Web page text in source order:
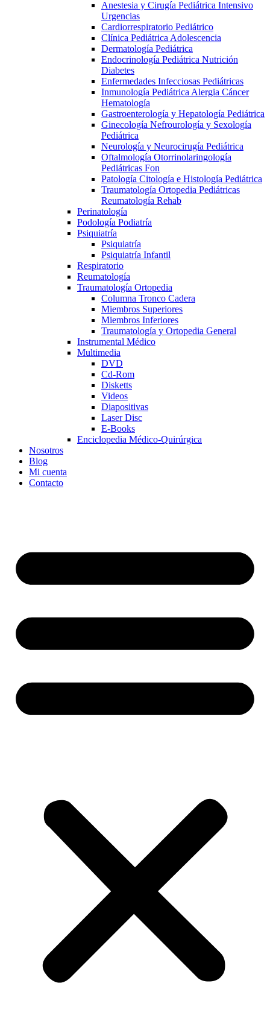
Anestesia y Cirugía Pediátrica Intensivo
Urgencias
Cardiorrespiratorio Pediátrico
Clínica Pediátrica Adolescencia
Dermatología Pediátrica
Endocrinología Pediátrica Nutrición
Diabetes
Enfermedades Infecciosas Pediátricas
Inmunología Pediátrica Alergia Cáncer
Hematología
Gastroenterología y Hepatología Pediátrica
Ginecología Nefrourología y Sexología
Pediátrica
Neurología y Neurocirugía Pediátrica
Oftalmología Otorrinolaringología
Pediátricas Fon
Patología Citología e Histología Pediátrica
Traumatología Ortopedia Pediátricas
Reumatología Rehab
Perinatología
Podología Podiatría
Psiquiatría
Psiquiatría
Psiquiatría Infantil
Respiratorio
Reumatología
Traumatología Ortopedia
Columna Tronco Cadera
Miembros Superiores
Miembros Inferiores
Traumatología y Ortopedia General
Instrumental Médico
Multimedia
DVD
Cd-Rom
Disketts
Videos
Diapositivas
Laser Disc
E-Books
Enciclopedia Médico-Quirúrgica
Nosotros
Blog
Mi cuenta
Contacto